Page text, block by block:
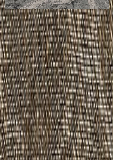
サンプル請求